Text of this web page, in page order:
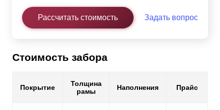
Рассчитать стоимость Задать вопрос
Стоимость забора
Покрытие
Толщина
рамы
Наполнения Прайс